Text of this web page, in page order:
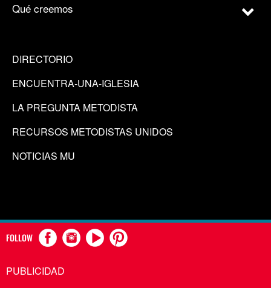
Qué creemos
DIRECTORIO
ENCUENTRA-UNA-IGLESIA
LA PREGUNTA METODISTA
RECURSOS METODISTAS UNIDOS
NOTICIAS MU
FOLLOW
PUBLICIDAD